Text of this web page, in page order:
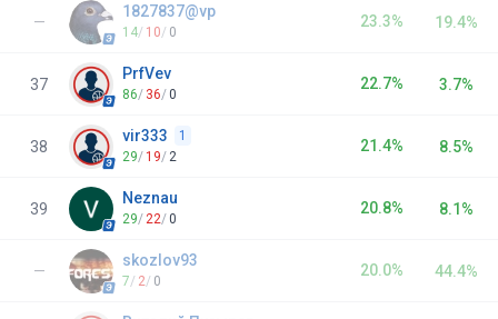
—
1827837@vp
23.3%
14/ 10/ 0
19.4%
37
PrfVev
22.7%
86/ 36/0
3.7%
38
vir333 1
21.4%
29/ 19/ 2
8.5%
39
Neznau
20.8%
29/ 22/0
8.1%
—
skozlov93
20.0%
7/ 2/ 0
44.4%